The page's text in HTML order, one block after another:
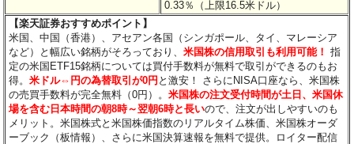
0.33％（上限16.5米ドル）
【楽天証券おすすめポイント】
米国、中国（香港）、アセアン各国（シンガポール、タイ、マレーシア
など）と幅広い銘柄がそろっており、米国株の信用取引も利用可能！ 指
定の米国ETF15銘柄については買付手数料が無料で取引ができるのもお
得。米ドル⇔円の為替取引が0円 と激安！ さらにNISA口座なら、米国株
の売買手数料が完全無料（0円）。米国株の注文受付時間が土日、米国休
場を含む日本時間の朝8時～翌朝6時と長いので、注文が出しやすいのも
メリット。米国株式と米国株価指数のリアルタイム株価、米国株オーダ
ーブック（板情報）、さらに米国決算速報を無料で提供。ロイター配信